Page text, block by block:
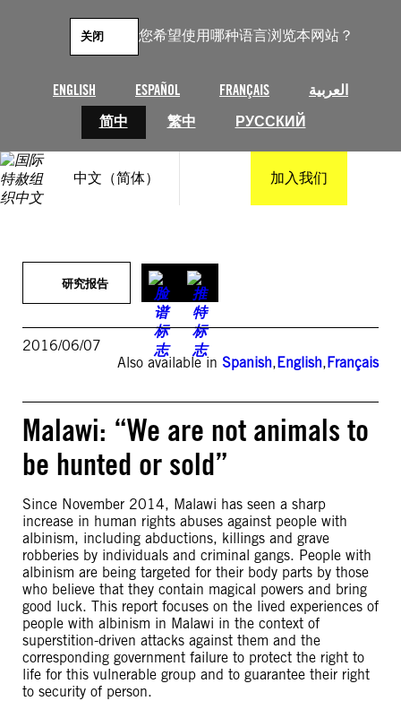
您希望使用哪种语言浏览本网站？
ENGLISH ESPAÑOL FRANÇAIS
العربية
简中
繁中 РУССКИЙ
关闭
中文（简体） 加入我们
研究报告
2016/06/07
Also available in Spanish,English,Français
Malawi: “We are not animals to
be hunted or sold”
Since November 2014, Malawi has seen a sharp
increase in human rights abuses against people with
albinism, including abductions, killings and grave
robberies by individuals and criminal gangs. People with
albinism are being targeted for their body parts by those
who believe that they contain magical powers and bring
good luck. This report focuses on the lived experiences of
people with albinism in Malawi in the context of
superstition-driven attacks against them and the
corresponding government failure to protect the right to
life for this vulnerable group and to guarantee their right
to security of person.